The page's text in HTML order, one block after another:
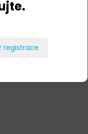
registrace